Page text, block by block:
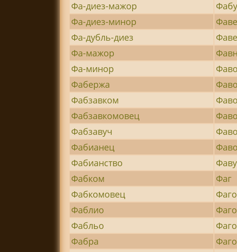
Фа-диез-мажор
Фа-диез-минор
Фа-дубль-диез
Фа-мажор
Фавн
Фа-минор
Фабержа
Фабзавком
Фабзавкомовец
Фабзавуч
Фабианец
Фабианство
Фабком
Фаг
Фабкомовец
Фаблио
Фабльо
Фабра